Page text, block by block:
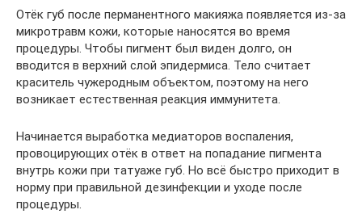
Отёк губ после перманентного макияжа появляется из-за
микротравм кожи, которые наносятся во время
процедуры. Чтобы пигмент был виден долго, он
вводится в верхний слой эпидермиса. Тело считает
краситель чужеродным объектом, поэтому на него
возникает естественная реакция иммунитета.
Начинается выработка медиаторов воспаления,
провоцирующих отёк в ответ на попадание пигмента
внутрь кожи при татуаже губ. Но всё быстро приходит в
норму при правильной дезинфекции и уходе после
процедуры.